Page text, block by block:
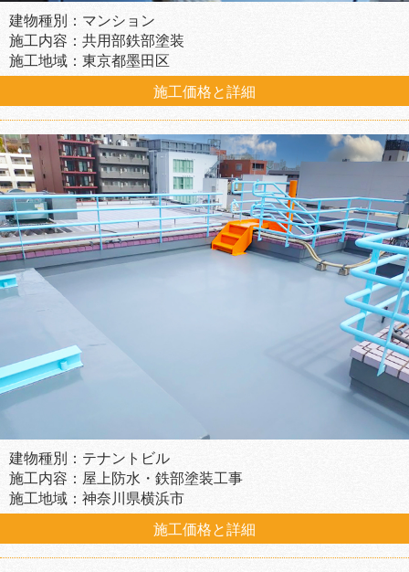
建物種別：マンション
施工内容：共用部鉄部塗装
施工地域：東京都墨田区
施工価格と詳細
建物種別：テナントビル
施工内容：屋上防水・鉄部塗装工事
施工地域：神奈川県横浜市
施工価格と詳細